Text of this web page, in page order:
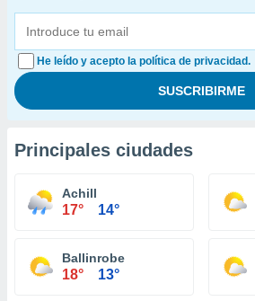
He leído y acepto la política de privacidad.
Principales ciudades
Achill
17° 14°
Ballinrobe
18° 13°